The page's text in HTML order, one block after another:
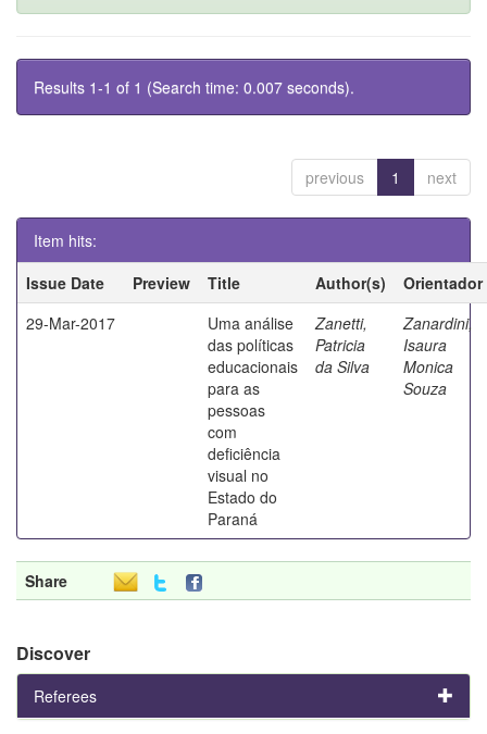
Results 1-1 of 1 (Search time: 0.007 seconds).
previous 1 next
Item hits:
Issue Date
Preview Title Author(s)
Orientador
29-Mar-2017
Uma análise
das políticas
educacionais
para as
pessoas
com
deficiência
visual no
Estado do
Paraná
Zanetti,
Patricia
da Silva
Zanardini,
Isaura
Monica
Souza
Share
Discover
Referees